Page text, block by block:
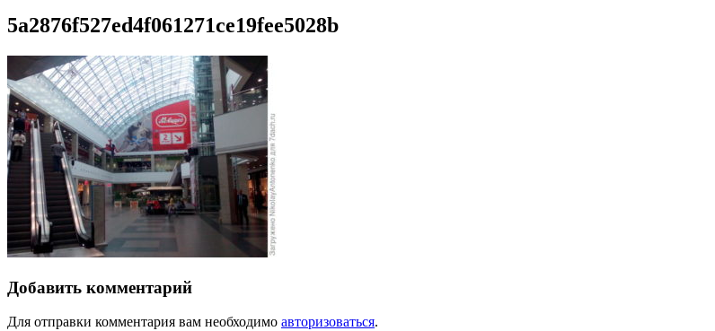
5a2876f527ed4f061271ce19fee5028b
Добавить комментарий
Для отправки комментария вам необходимо авторизоваться.